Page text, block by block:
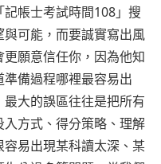
帳士考試時間108」搜
可能，而要誠實寫出風
願意信任你，因為他知
備過程哪裡最容易出
大的誤區往往是把所有
方式、得分策略、理解
易出現某科讀太深、某